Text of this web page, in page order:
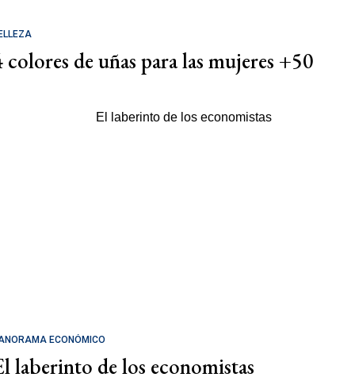
colores de uñas para las mujeres +50
ECONÓMICO
laberinto de los economistas